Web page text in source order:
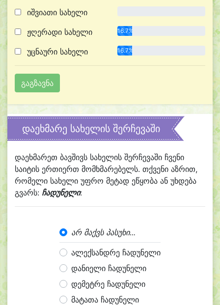
იშვიათი სახელი
ჟღერადი სახელი 16.7%
უცნაური სახელი 16.7%
დაეხმარე სახელის შერჩევაში
დაეხმარეთ ბავშივს სახელის შერჩევაში ჩვენი
საიტის ერთიერთ მომხმარებელს. თქვენი აზრით,
რომელი სახელი უფრო მეტად ეწყობა ან უხდება
გვარს: ჩადუნელი:
არ მაქვს პასუხი...
ალექსანდრე ჩადუნელი
დანიელი ჩადუნელი
დემეტრე ჩადუნელი
მატათა ჩადუნელი